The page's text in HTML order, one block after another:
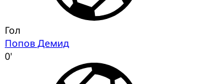
Гол
Попов Демид
0'